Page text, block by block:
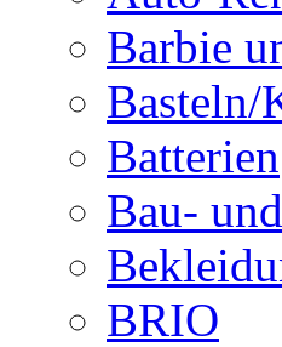
Barbie
Basteln/
Batterien
Bau-
BRIO